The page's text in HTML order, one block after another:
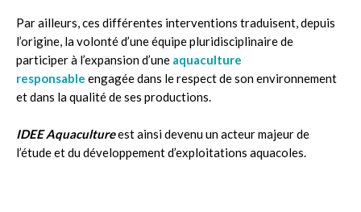
Par ailleurs, ces différentes interventions traduisent, depuis
l’origine, la volonté d’une équipe pluridisciplinaire de
participer à l’expansion d’une aquaculture
responsable engagée dans le respect de son environnement
et dans la qualité de ses productions.
IDEE Aquacultureest ainsi devenu un acteur majeur de
l’étude et du développement d’exploitations aquacoles.